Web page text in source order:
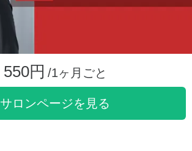
550円 /1ヶ月ごと
サロンページを見る